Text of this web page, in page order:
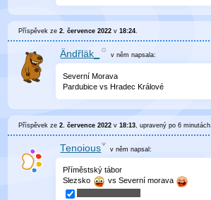
Příspěvek ze2. července 2022 v18:24.
Ändřläk_ v němnapsala:
Severní Morava
Pardubice vs Hradec Králové
Příspěvek ze2. července 2022 v18:13 , upravenýpo 6 minutách
Tenoious v něm napsal:
Příměstský tábor
Slezsko
vs Severní morava